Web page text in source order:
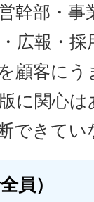
幹部・事
広報・採
顧客に
に関心
できてい
員）